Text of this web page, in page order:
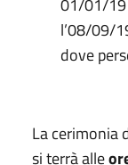
l’08/09/
dove
La cerimonia
si terrà alle